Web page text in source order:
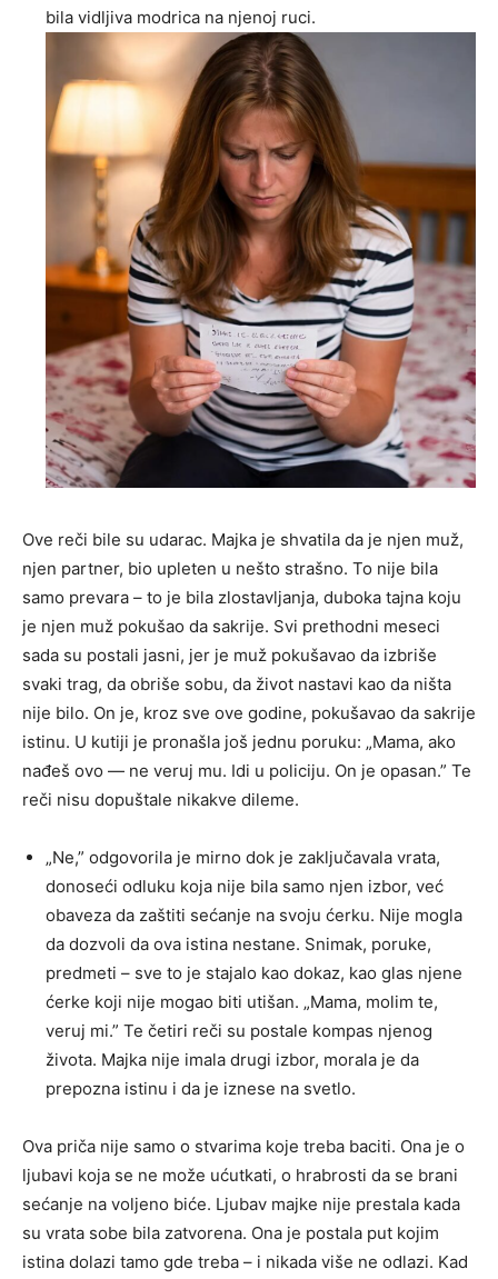
bila vidljiva modrica na njenoj ruci.
Ove reči bile su udarac. Majka je shvatila da je njen muž,
njen partner, bio upleten u nešto strašno. To nije bila
samo prevara – to je bila zlostavljanja, duboka tajna koju
je njen muž pokušao da sakrije. Svi prethodni meseci
sada su postali jasni, jer je muž pokušavao da izbriše
svaki trag, da obriše sobu, da život nastavi kao da ništa
nije bilo. On je, kroz sve ove godine, pokušavao da sakrije
istinu. U kutiji je pronašla još jednu poruku: „Mama, ako
nađeš ovo — ne veruj mu. Idi u policiju. On je opasan.” Te
reči nisu dopuštale nikakve dileme.
„Ne,” odgovorila je mirno dok je zaključavala vrata,
donoseći odluku koja nije bila samo njen izbor, već
obaveza da zaštiti sećanje na svoju ćerku. Nije mogla
da dozvoli da ova istina nestane. Snimak, poruke,
predmeti – sve to je stajalo kao dokaz, kao glas njene
ćerke koji nije mogao biti utišan. „Mama, molim te,
veruj mi.” Te četiri reči su postale kompas njenog
života. Majka nije imala drugi izbor, morala je da
prepozna istinu i da je iznese na svetlo.
Ova priča nije samo o stvarima koje treba baciti. Ona je o
ljubavi koja se ne može ućutkati, o hrabrosti da se brani
sećanje na voljeno biće. Ljubav majke nije prestala kada
su vrata sobe bila zatvorena. Ona je postala put kojim
istina dolazi tamo gde treba – i nikada više ne odlazi. Kad